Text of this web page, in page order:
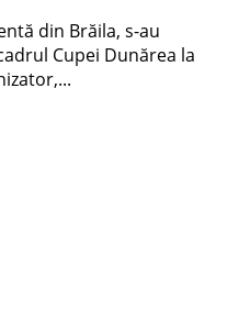
din Brăila, s-au
Cupei Dunărea la